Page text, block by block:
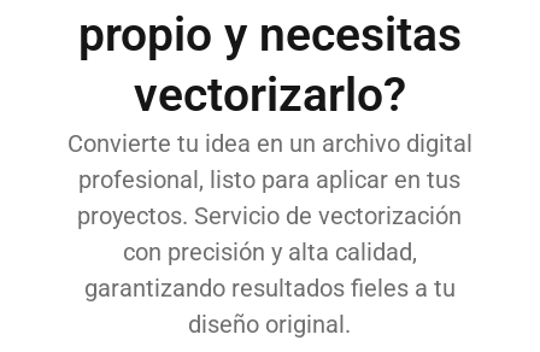
propio y necesitas
vectorizarlo?
Convierte tu idea en un archivo digital
profesional, listo para aplicar en tus
proyectos. Servicio de vectorización
con precisión y alta calidad,
garantizando resultados fieles a tu
diseño original.